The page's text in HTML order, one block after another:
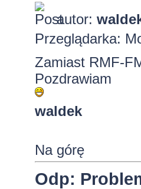
autor:
Przeglądarka:
Zamiast RMF-
Pozdrawiam
waldek
Na górę
Odp: